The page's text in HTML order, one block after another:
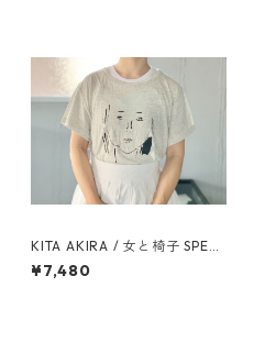
KITA AKIRA / 女と椅子 SPECI
AL BOX
¥7,480